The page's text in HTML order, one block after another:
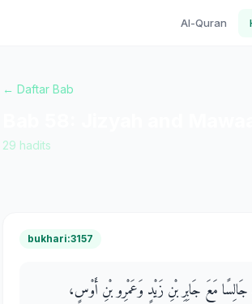
Al-Quran
← Daftar Bab
29 hadits
bukhari:3157
مَعَ جَابِرِ بْنِ زَيْدٍ وَعَمْرِو بْنِ أَوْسٍ،